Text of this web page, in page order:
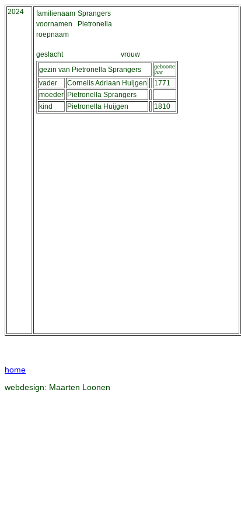
2024 familienaam Sprangers
voornamen
Pietronella
roepnaam
geslacht
vrouw
gezin van Pietronella Sprangers
geboorte
jaar
vader Cornelis Adriaan Huijgen
1771
moeder Pietronella Sprangers
kind
Pietronella Huijgen 1810
home
webdesign: Maarten Loonen